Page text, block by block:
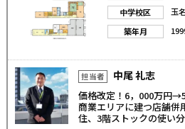
中学校区
玉
築年月
担当者 中尾 礼志
価格改定！6，000万円
商業エリアに建つ店舗併
住、3階ストックの使い